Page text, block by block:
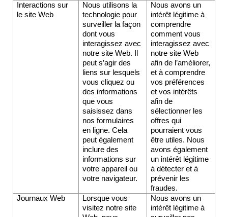
Interactions sur
le site Web
Nous utilisons la
technologie pour
surveiller la façon
dont vous
interagissez avec
notre site Web. Il
peut s’agir des
liens sur lesquels
vous cliquez ou
des informations
que vous
saisissez dans
nos formulaires
en ligne. Cela
peut également
inclure des
informations sur
votre appareil ou
votre navigateur.
Nous avons un
intérêt légitime à
comprendre
comment vous
interagissez avec
notre site Web
afin de l’améliorer,
et à comprendre
vos préférences
et vos intérêts
afin de
sélectionner les
offres qui
pourraient vous
être utiles. Nous
avons également
un intérêt légitime
à détecter et à
prévenir les
fraudes.
Journaux Web
Lorsque vous
visitez notre site
Nous avons un
intérêt légitime à